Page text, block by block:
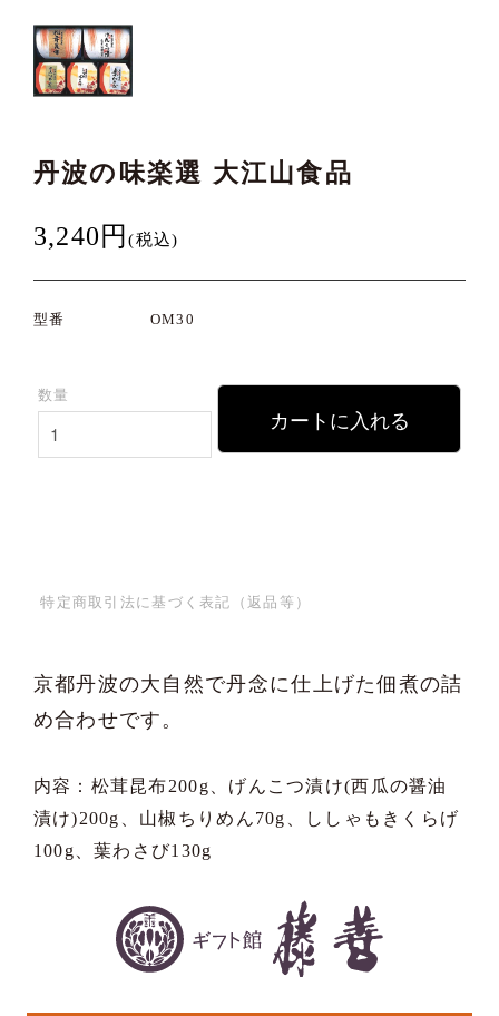
丹波の味楽選 大江山食品
3,240円(税込)
型番 OM30
数量
カートに入れる
特定商取引法に基づく表記（返品等）
京都丹波の大自然で丹念に仕上げた佃煮の詰
め合わせです。
内容：松茸昆布200g、げんこつ漬け(西瓜の醤油
漬け)200g、山椒ちりめん70g、ししゃもきくらげ
100g、葉わさび130g